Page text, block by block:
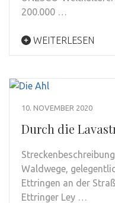
200.000 …
WEITERLESEN
10. NOVEMBER 2020
Durch die
Waldwege,
Ettringen an der
Ettringer Ley …